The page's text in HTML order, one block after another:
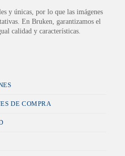
y únicas, por lo que las imágenes
En Bruken, garantizamos el
calidad y características.
DE COMPRA